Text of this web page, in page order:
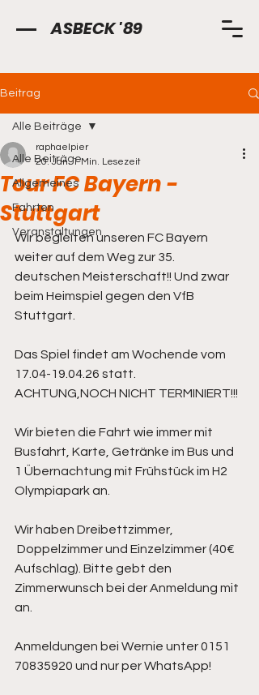
ASBECK '89
Beitrag
Alle Beiträge
Allgemeines
Fahrten
Veranstaltungen
Alle Beiträge
Tour FC Bayern -
Stuttgart
raphaelpier
20. Jan. 1 Min. Lesezeit
Wir begleiten unseren FC Bayern
weiter auf dem Weg zur 35.
deutschen Meisterschaft!! Und zwar
beim Heimspiel gegen den VfB
Stuttgart.
Das Spiel findet am Wochende vom
17.04-19.04.26 statt.
ACHTUNG,NOCH NICHT TERMINIERT!!!
Wir bieten die Fahrt wie immer mit
Busfahrt, Karte, Getränke im Bus und
1 Übernachtung mit Frühstück im H2
Olympiapark an.
Wir haben Dreibettzimmer,
Doppelzimmer und Einzelzimmer (40€
Aufschlag). Bitte gebt den
Zimmerwunsch bei der Anmeldung mit
an.
Anmeldungen bei Wernie unter 0151
70835920 und nur per WhatsApp!